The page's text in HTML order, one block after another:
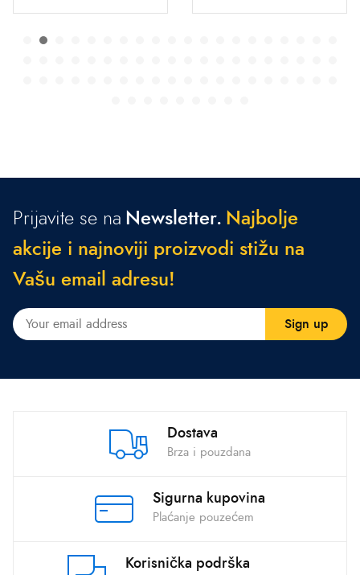
Prijavite se na Newsletter. Naj bo je
a kcije i najnoviji proizvod i stižu na
Vašu emai ad resu!
Dostava
Brza i pouzdana
Sigurna kupovina
Plaćanje pouzećem
Korisnička podrška